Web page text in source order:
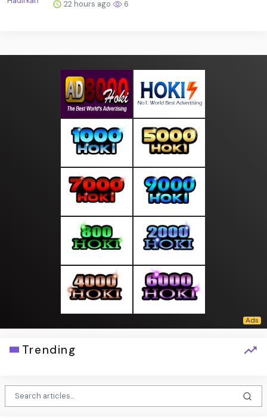
22 hours ago 6
Trending